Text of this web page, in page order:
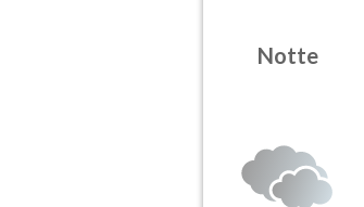
Notte